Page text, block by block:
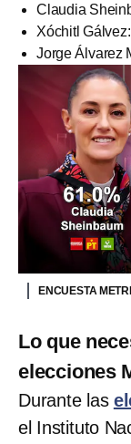
Claudia
Xóchitl
Jorge Álvarez
ENCUESTA
Lo que
elecciones
Durante las
el Instituto